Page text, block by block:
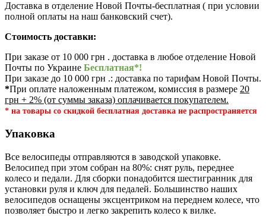
Доставка в отделение Новой Почты-бесплатная ( при условии
полной оплаты на наш банковский счет).
Стоимость доставки:
При заказе от 10 000 грн . доставка в любое отделение Новой
Почты по Украине Бесплатная*!
При заказе до 10 000 грн .: доставка по тарифам Новой Почты.
*При оплате наложенным платежом, комиссия в размере 20
грн + 2% (от суммы заказа) оплачивается покупателем.
* на товары со скидкой бесплатная доставка не распространяется
Упаковка
Все велосипеды отправляются в заводской упаковке.
Велосипед при этом собран на 80%: снят руль, переднее
колесо и педали. Для сборки понадобится шестигранник для
установки руля и ключ для педалей. Большинство наших
велосипедов оснащены эксцентриком на переднем колесе, что
позволяет быстро и легко закрепить колесо к вилке.